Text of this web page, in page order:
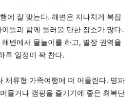
에 잘 맞는다. 해변은 지나치게 복잡
들과 함께 둘러볼 만한 장소가 많다.
변에서 물놀이를 하고, 별장 권역을
루 일정이 꽉 찬다.
체류형 가족여행에 더 어울린다. 명파
물거나 캠핑을 즐기기에 좋은 최북단